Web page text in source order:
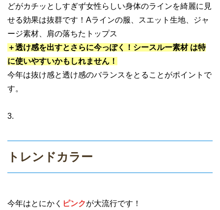
どがカチッとしすぎず女性らしい身体のラインを綺麗に見
せる効果は抜群です！Aラインの服、スエット生地、ジャ
ージ素材、肩の落ちたトップス
＋透け感を出すとさらに今っぽく！シースルー素材 は特
に使いやすいかもしれません！
今年は抜け感と透け感のバランスをとることがポイントで
す。
3.
トレンドカラー
今年はとにかく ピンクが大流行です！